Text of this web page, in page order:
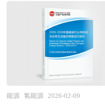
资文件准备。 2、中
务内容： 财务及税务
析和定价策略制定；
持和审阅投资文件，
集、获得、使用必要
议；审阅当地评估师
告；财务模型的构建和
天，产业集群已成为
世界各地包括我国各
产业集群当作政府推
前，国内理论界已形
成地方产业集群的主
表现形式是相关产业和
化产能调控、健全价
并通过制定能耗限额
逼落后产能退出。在
强，龙头企业联合倡
合过剩产能的多晶硅
业自救与协同治理进
业总产值2022年达1.40
过特定技术利用其他
化石燃料重整或生物
开采。 氢能源的核心
碳排放特性。单位质
倍，且燃烧产物仅为
绿色能源。在能源体系
能源 氢能源 2026-02-09